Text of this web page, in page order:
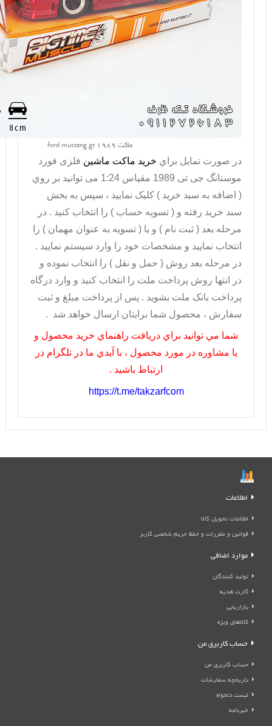
ماکت ford mustang gt 1989
در صورت تمايل براي خريد ماکت ماشین فلزی فورد
موستانگ جی تی 1989 مقیاس 1:24 می توانيد بر روي
( اضافه به سبد خريد ) کليک نماييد ، سپس به بخش
سبد خريد رفته و ( تسويه حساب ) را انتخاب کنيد . در
مرحله بعد ( ثبت نام ) و يا ( تسويه به عنوان مهمان ) را
انتخاب نماييد و مشخصات خود را وارد سيستم نماييد .
در مرحله بعد روش ( حمل و نقل ) را انتخاب نموده و
در انتها روش پرداخت ملت را انتخاب کنيد و وارد درگاه
پرداخت بانک ملت بشويد . پس از پرداخت مبلغ و ثبت
سفارش ، محصول شما برايتان ارسال خواهد شد .
شما مي توانيد براي دريافت راهنماي خريد محصول و
يا مشاوره در مورد محصول ، با آيدي ما در تلگرام در
ارتباط باشيد .
https://t.me/takzarfcom
اطلاعات
اطلاعات تحویل کالا
قوانین و مقررات و حفظ حریم شخصی کاربر
موارد اضافی
تولید کنندگان
کارت هدیه
بازاریابی
کالاهای ویژه
حساب کاربری من
حساب کاربری من
تاریخچه سفارشات
لیست دلخواه
خبرنامه